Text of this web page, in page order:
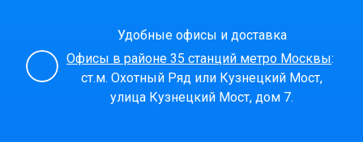
Удобные офисы и доставка
Офисы в районе 35 станций метро Москвы:
ст.м. Охотный Ряд или Кузнецкий Мост,
улица Кузнецкий Мост, дом 7.